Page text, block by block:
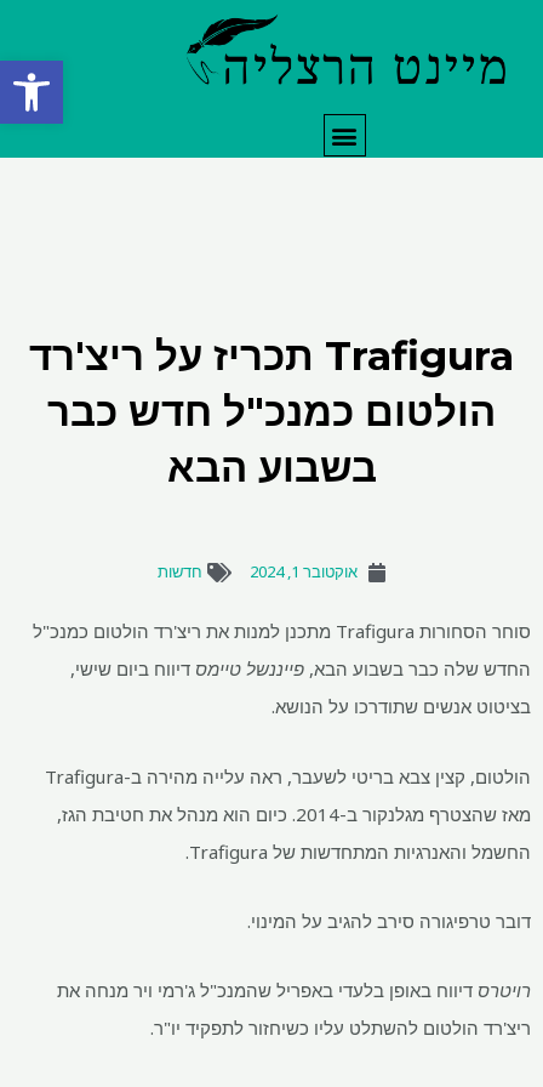
פתח
תפריט
Trafigura תכריז על ריצ'רד
הולטום כמנכ"ל חדש כבר
בשבוע הבא
אוקטובר 1, 2024 חדשות
סוחר הסחורות Trafigura מתכנן למנות את ריצ'רד הולטום כמנכ"ל
החדש שלה כבר בשבוע הבא, פייננשל טיימס דיווח ביום שישי,
בציטוט אנשים שתודרכו על הנושא.
הולטום, קצין צבא בריטי לשעבר, ראה עלייה מהירה ב-Trafigura
מאז שהצטרף מגלנקור ב-2014. כיום הוא מנהל את חטיבת הגז,
החשמל והאנרגיות המתחדשות של Trafigura.
דובר טרפיגורה סירב להגיב על המינוי.
רויטרס דיווח באופן בלעדי באפריל שהמנכ"ל ג'רמי ויר מנחה את
ריצ'רד הולטום להשתלט עליו כשיחזור לתפקיד יו"ר.